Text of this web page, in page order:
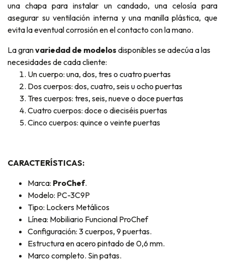
una chapa para instalar un candado, una celosía para
asegurar su ventilación interna y una manilla plástica, que
evita la eventual corrosión en el contacto con la mano.
La granvariedad de modelos disponibles se adecúa a las
necesidades de cada cliente:
Un cuerpo: una, dos, tres o cuatro puertas
Dos cuerpos: dos, cuatro, seis u ocho puertas
Tres cuerpos: tres, seis, nueve o doce puertas
Cuatro cuerpos: doce o dieciséis puertas
Cinco cuerpos: quince o veinte puertas
CARACTERÍSTICAS:
Marca: ProChef.
Modelo: PC-3C9P
Tipo: Lockers Metálicos
Línea: Mobiliario Funcional ProChef
Configuración: 3 cuerpos, 9 puertas.
Estructura en acero pintado de 0,6 mm.
Marco completo. Sin patas.